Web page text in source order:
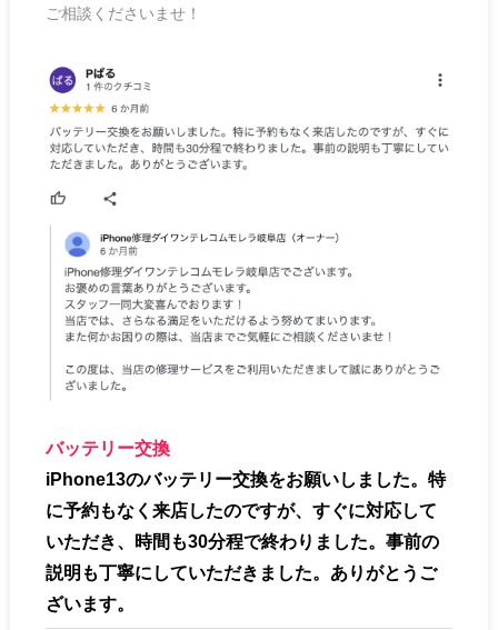
ご相談くださいませ！
バッテリー交換
iPhone13のバッテリー交換をお願いしました。特
に予約もなく来店したのですが、すぐに対応して
いただき、時間も30分程で終わりました。事前の
説明も丁寧にしていただきました。ありがとうご
ざいます。